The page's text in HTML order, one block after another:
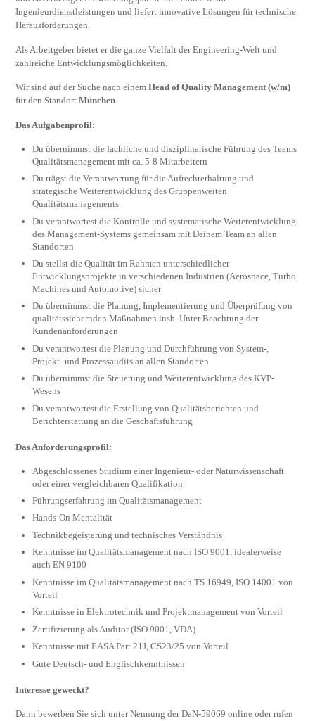
Ingenieurdienstleistungen und liefert innovative Lösungen für technische
Herausforderungen.
Als Arbeitgeber bietet er die ganze Vielfalt der Engineering-Welt und
zahlreiche Entwicklungsmöglichkeiten.
Wir sind auf der Suche nach einemHead of Quality Management (w/m)
für den StandortMünchen.
Das Aufgabenprofil:
Du übernimmst die fachliche und disziplinarische Führung des Teams
Qualitätsmanagement mit ca. 5-8 Mitarbeitern
Du trägst die Verantwortung für die Aufrechterhaltung und
strategische Weiterentwicklung des Gruppenweiten
Qualitätsmanagements
Du verantwortest die Kontrolle und systematische Weiterentwicklung
des Management-Systems gemeinsam mit Deinem Team an allen
Standorten
Du stellst die Qualität im Rahmen unterschiedlicher
Entwicklungsprojekte in verschiedenen Industrien (Aerospace, Turbo
Machines und Automotive) sicher
Du übernimmst die Planung, Implementierung und Überprüfung von
qualitätssichernden Maßnahmen insb. Unter Beachtung der
Kundenanforderungen
Du verantwortest die Planung und Durchführung von System-,
Projekt- und Prozessaudits an allen Standorten
Du übernimmst die Steuerung und Weiterentwicklung des KVP-
Wesens
Du verantwortest die Erstellung von Qualitätsberichten und
Berichterstattung an die Geschäftsführung
Das Anforderungsprofil:
Abgeschlossenes Studium einer Ingenieur- oder Naturwissenschaft
oder einer vergleichbaren Qualifikation
Führungserfahrung im Qualitätsmanagement
Hands-On Mentalität
Technikbegeisterung und technisches Verständnis
Kenntnisse im Qualitätsmanagement nach ISO 9001, idealerweise
auch EN 9100
Kenntnisse im Qualitätsmanagement nach TS 16949, ISO 14001 von
Vorteil
Kenntnisse in Elektrotechnik und Projektmanagement von Vorteil
Zertifizierung als Auditor (ISO 9001, VDA)
Kenntnisse mit EASA Part 21J, CS23/25 von Vorteil
Gute Deutsch- und Englischkenntnissen
Interesse geweckt?
Dann bewerben Sie sich unter Nennung der DaN-59069 online oder rufen